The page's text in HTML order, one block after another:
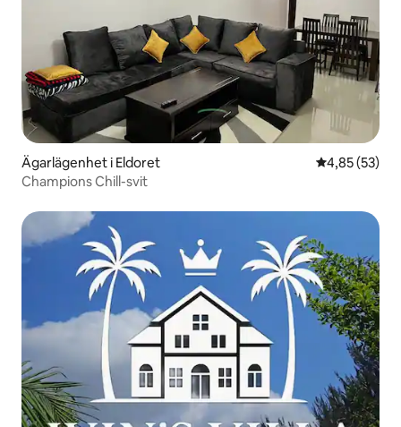
Ägarlägenhet i Eldoret 4,85 av 5 i
4,85 (53)
Champions Chill-svit